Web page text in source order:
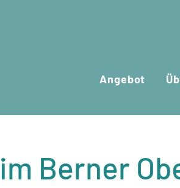
Angebot
Berner